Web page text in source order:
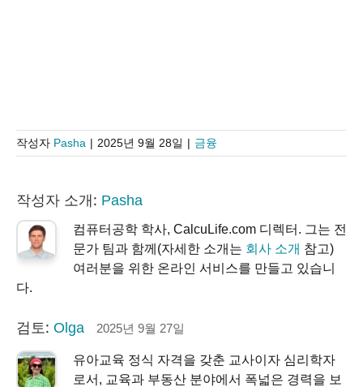
작성자 Pasha | 2025년 9월 28일 | 금융
작성자 소개: Pasha
컴퓨터공학 학사, CalcuLife.com 디렉터. 그는 전
문가 팀과 함께(자세한 소개는 회사 소개 참고)
여러분을 위한 온라인 서비스를 만들고 있습니
다.
검토: Olga 2025년 9월 27일
유아교육 정식 자격을 갖춘 교사이자 심리학자
로서, 교육과 부동산 분야에서 폭넓은 경력을 보